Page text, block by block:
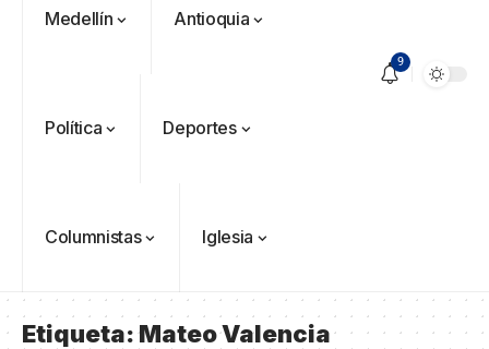
Medellín Antioquia
Política Deportes
Columnistas Iglesia
9
Etiqueta:Mateo Valencia